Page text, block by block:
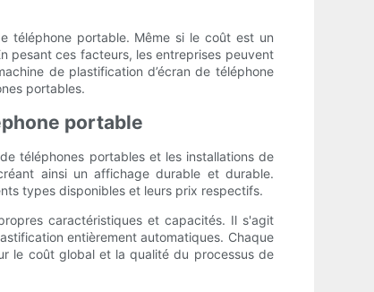
téléphone portable. Même si le coût est un
pesant ces facteurs, les entreprises peuvent
de plastification d’écran de téléphone
portables.
portable
téléphones portables et les installations de
ainsi un affichage durable et durable.
types disponibles et leurs prix respectifs.
caractéristiques et capacités. Il s'agit
entièrement automatiques. Chaque
le coût global et la qualité du processus de